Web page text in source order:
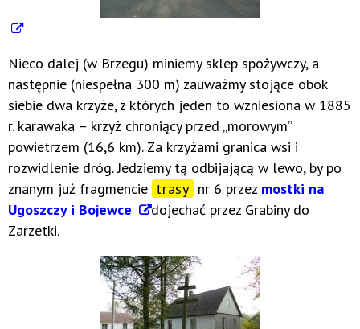
Nieco dalej (w Brzegu) miniemy sklep spożywczy, a
następnie (niespełna 300 m) zauważmy stojące obok
siebie dwa krzyże, z których jeden to wzniesiona w 1885
r. karawaka – krzyż chroniący przed „morowym”
powietrzem (16,6 km). Za krzyżami granica wsi i
rozwidlenie dróg. Jedziemy tą odbijającą w lewo, by po
znanym już fragmencie trasy nr 6 przez mostki na
Ugoszczy i Bojewce
dojechać przez Grabiny do
Zarzetki.